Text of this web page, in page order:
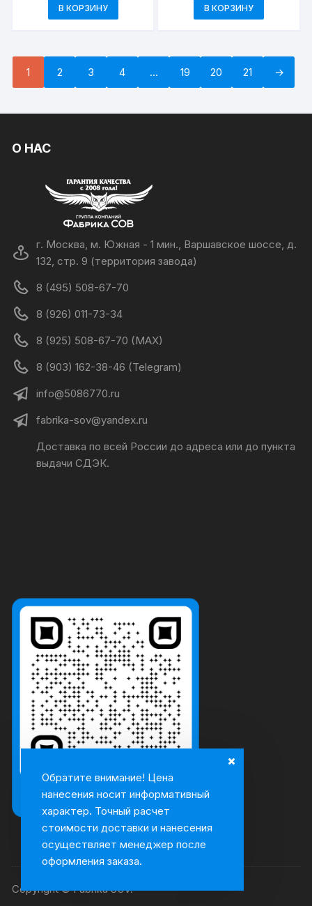
Обратите внимание! Цена
нанесения носит информативный
характер. Точный расчет
стоимости доставки и нанесения
осуществляет менеджер после
оформления заказа.
В КОРЗИНУ В КОРЗИНУ
1 2 3 4 … 19 20 21 →
О НАС
г. Москва, м. Южная - 1 мин., Варшавское шоссе, д.
132, стр. 9 (территория завода)
8 (495) 508-67-70
8 (926) 011-73-34
8 (925) 508-67-70 (MAX)
8 (903) 162-38-46 (Telegram)
info@5086770.ru
fabrika-sov@yandex.ru
Доставка по всей России до адреса или до пункта
выдачи СДЭК.
Copyright © Fabrika SOV.